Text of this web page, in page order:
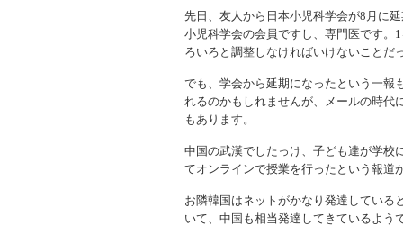
先日、友人から日本小児科学会が8月に
小児科学会の会員ですし、専門医です。
ろいろと調整しなければいけないことだ
でも、学会から延期になったという一報
れるのかもしれませんが、メールの時代
もあります。
中国の武漢でしたっけ、子ども達が学校
てオンラインで授業を行ったという報道
お隣韓国はネットがかなり発達している
いて、中国も相当発達してきているよう